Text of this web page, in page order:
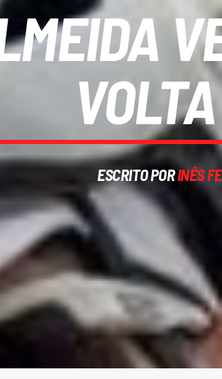
ESCRITO PORINÊS